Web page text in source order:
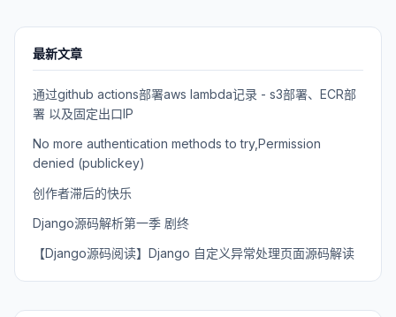
最新文章
通过github actions部署aws lambda记录 - s3部署、ECR部
署 以及固定出口IP
No more authentication methods to try,Permission
denied (publickey)
创作者滞后的快乐
Django源码解析第一季 剧终
【Django源码阅读】Django 自定义异常处理页面源码解读